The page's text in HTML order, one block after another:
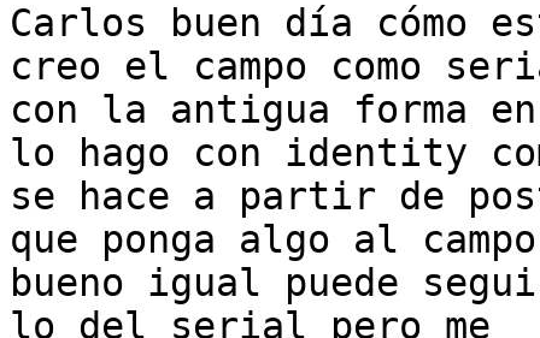
Carlos buen día cómo
creo el campo como
con la antigua forma
lo hago con identity
se hace a partir de
que ponga algo al campo
bueno igual puede
lo del serial pero me